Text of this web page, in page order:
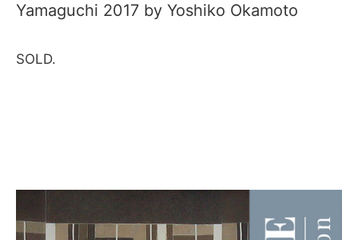
Yamaguchi 2017 by Yoshiko Okamoto
SOLD.